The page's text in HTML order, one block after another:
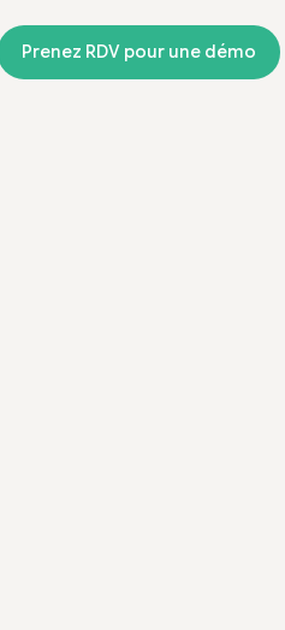
Prenez RDV pour une démo